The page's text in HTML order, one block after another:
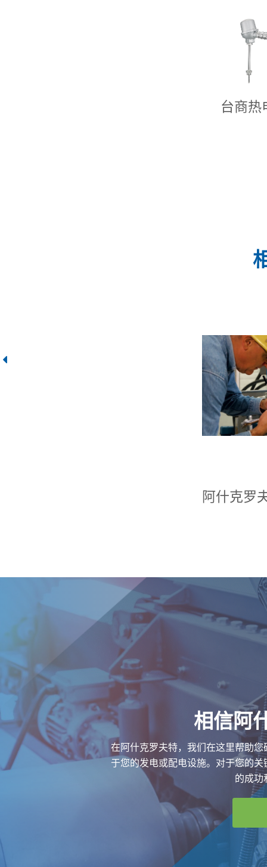
台商热
阿什克罗
相信阿
在阿什克罗夫特，我们在这里帮助
于您的发电或配电设施。对于您的
的成功